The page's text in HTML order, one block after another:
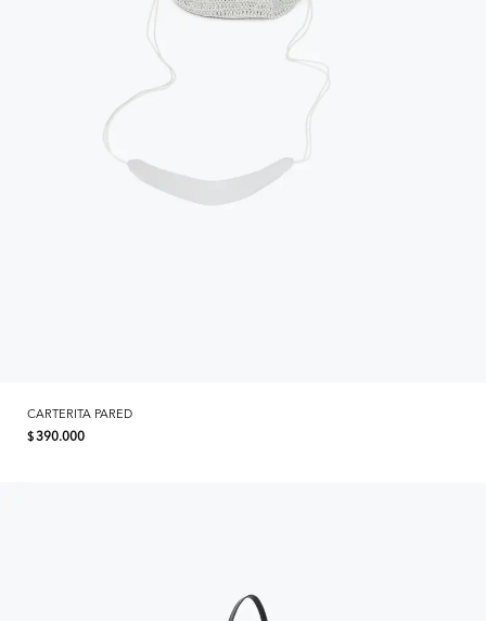
CARTERITA PARED
$390.000